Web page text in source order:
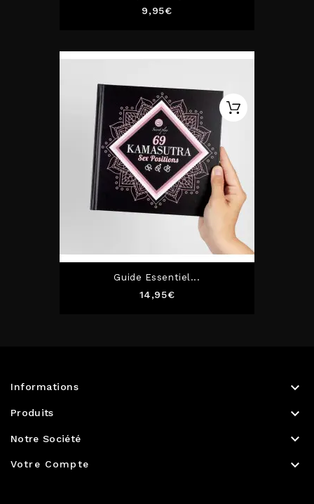
9,95€Prix
Guide Essentiel...
14,95€Prix
Informations 
Produits 
Notre Société 
Votre Compte 